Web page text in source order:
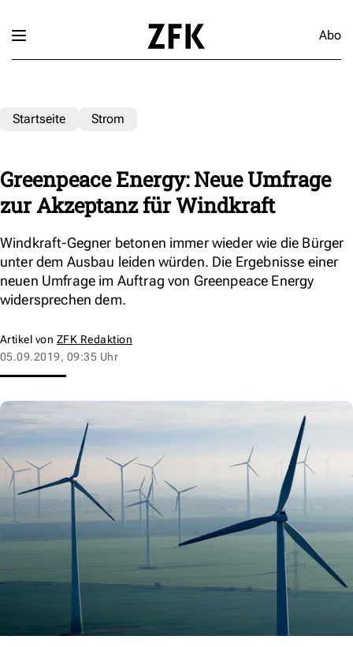
Abo
Startseite Strom
Greenpeace Energy: Neue Umfrage
zur Akzeptanz für Windkraft
Windkraft-Gegner betonen immer wieder wie die Bürger
unter dem Ausbau leiden würden. Die Ergebnisse einer
neuen Umfrage im Auftrag von Greenpeace Energy
widersprechen dem.
Artikel von ZFK Redaktion
05.09.2019, 09:35 Uhr